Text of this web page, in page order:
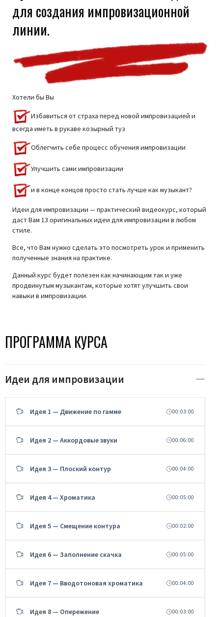
для создания импровизационной
линии.
Хотели бы Вы
Избавиться от страха перед новой импровизацией и
всегда иметь в рукаве козырный туз
Облегчить себе процесс обучения импровизации
Улучшить сами импровизации
и в конце концов просто стать лучше как музыкант?
Идеи для импровизации — практический видеокурс, который
даст Вам 13 оригинальных идеи для импровизации в любом
стиле.
Все, что Вам нужно сделать это посмотреть урок и применить
полученные знания на практике.
Данный курс будет полезен как начинающим так и уже
продвинутым музыкантам, которые хотят улучшить свои
навыки в импровизации.
ПРОГРАММА КУРСА
Идеи для импровизации
Идея 1 — Движение по гамме 00:03:00
Идея 2 — Аккордовые звуки 00:06:00
Идея 3 — Плоский контур 00:04:00
Идея 4 — Хроматика 00:05:00
Идея 5 — Смещение контура 00:02:00
Идея 6 — Заполнение скачка 00:05:00
Идея 7 — Вводотоновая хроматика 00:04:00
Идея 8 — Опережение 00:03:00